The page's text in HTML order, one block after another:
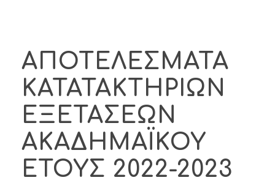
ΑΠΟΤΕΛΕΣΜΑΤΑ
ΚΑΤΑΤΑΚΤΗΡΙΩΝ
ΕΞΕΤΑΣΕΩΝ
ΑΚΑΔΗΜΑΪΚΟΥ
ΕΤΟΥΣ 2022-2023